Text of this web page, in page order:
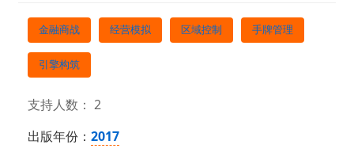
金融商战 经营模拟 区域控制 手牌管理
引擎构筑
支持人数： 2
出版年份： 2017